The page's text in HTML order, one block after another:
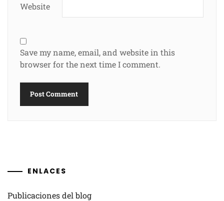
Website
Save my name, email, and website in this
browser for the next time I comment.
ENLACES
Publicaciones del blog